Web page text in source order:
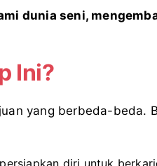
dunia seni,
Ini?
yang berbeda-beda.
diri untuk